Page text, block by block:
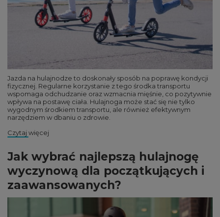
Jazda na hulajnodze to doskonały sposób na poprawę kondycji
fizycznej. Regularne korzystanie z tego środka transportu
wspomaga odchudzanie oraz wzmacnia mięśnie, co pozytywnie
wpływa na postawę ciała. Hulajnoga może stać się nie tylko
wygodnym środkiem transportu, ale również efektywnym
narzędziem w dbaniu o zdrowie.
Czytaj więcej
Jak wybrać najlepszą hulajnogę
wyczynową dla początkujących i
zaawansowanych?